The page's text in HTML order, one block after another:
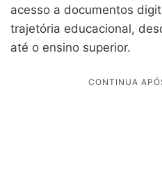
acesso a documentos
trajetória educacional,
até o ensino superior.